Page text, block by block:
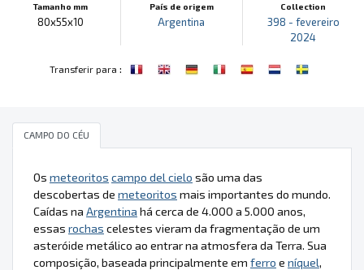
Tamanho mm
80x55x10
País de origem
Argentina
Collection
398 - fevereiro
2024
Transferir para :
CAMPO DO CÉU
Os meteoritos campo del cielo são uma das
descobertas de meteoritos mais importantes do mundo.
Caídas na Argentina há cerca de 4.000 a 5.000 anos,
essas rochas celestes vieram da fragmentação de um
asteróide metálico ao entrar na atmosfera da Terra. Sua
composição, baseada principalmente em ferro e níquel,